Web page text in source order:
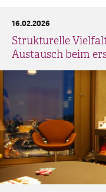
Strukturelle
Austausch beim
16.02.2026